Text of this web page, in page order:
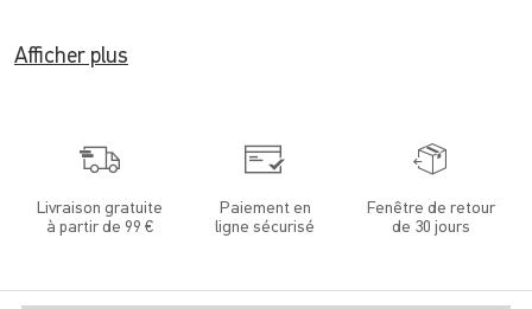
Afficher plus
Livraison gratuite
à partir de 99 €
Paiement en
ligne sécurisé
Fenêtre de retour
de 30 jours